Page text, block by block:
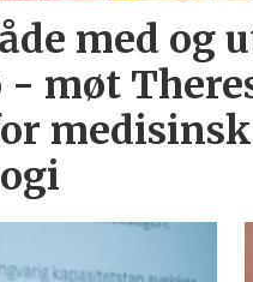
med og
møt
medisinsk